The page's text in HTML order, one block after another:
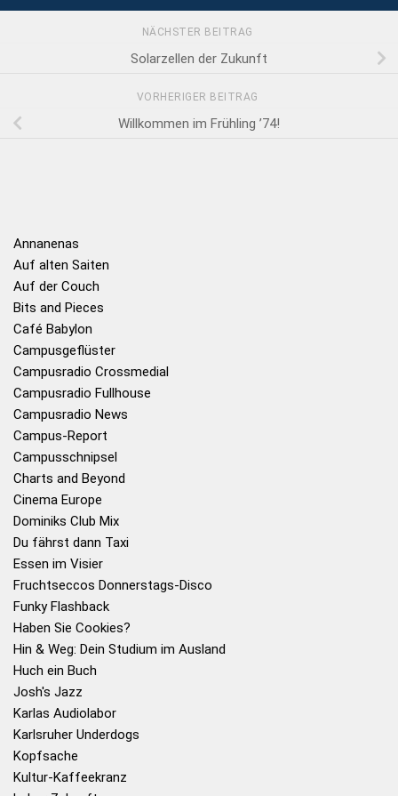
NÄCHSTER BEITRAG
Solarzellen der Zukunft
VORHERIGER BEITRAG
Willkommen im Frühling ’74!
Annanenas
Auf alten Saiten
Auf der Couch
Bits and Pieces
Café Babylon
Campusgeflüster
Campusradio Crossmedial
Campusradio Fullhouse
Campusradio News
Campus-Report
Campusschnipsel
Charts and Beyond
Cinema Europe
Dominiks Club Mix
Du fährst dann Taxi
Essen im Visier
Fruchtseccos Donnerstags-Disco
Funky Flashback
Haben Sie Cookies?
Hin & Weg: Dein Studium im Ausland
Huch ein Buch
Josh's Jazz
Karlas Audiolabor
Karlsruher Underdogs
Kopfsache
Kultur-Kaffeekranz